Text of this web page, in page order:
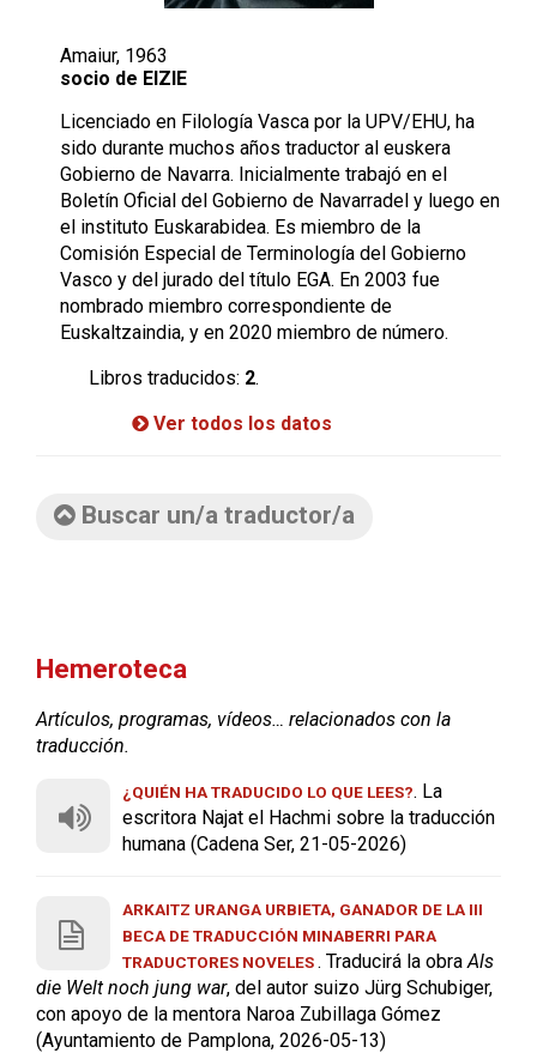
Amaiur, 1963
socio de EIZIE
Licenciado en Filología Vasca por la UPV/EHU, ha
sido durante muchos años traductor al euskera
Gobierno de Navarra. Inicialmente trabajó en el
Boletín Oficial del Gobierno de Navarradel y luego en
el instituto Euskarabidea. Es miembro de la
Comisión Especial de Terminología del Gobierno
Vasco y del jurado del título EGA. En 2003 fue
nombrado miembro correspondiente de
Euskaltzaindia, y en 2020 miembro de número.
Libros traducidos: 2.
Ver todos los datos
Buscar un/a traductor/a
Hemeroteca
Artículos, programas, vídeos… relacionados con la
traducción.
¿QUIÉN HA TRADUCIDO LO QUE LEES?. La
escritora Najat el Hachmi sobre la traducción
humana (Cadena Ser, 21-05-2026)
ARKAITZ URANGA URBIETA, GANADOR DE LA III
BECA DE TRADUCCIÓN MINABERRI PARA
TRADUCTORES NOVELES . Traducirá la obra Als
die Welt noch jung war, del autor suizo Jürg Schubiger,
con apoyo de la mentora Naroa Zubillaga Gómez
(Ayuntamiento de Pamplona, 2026-05-13)